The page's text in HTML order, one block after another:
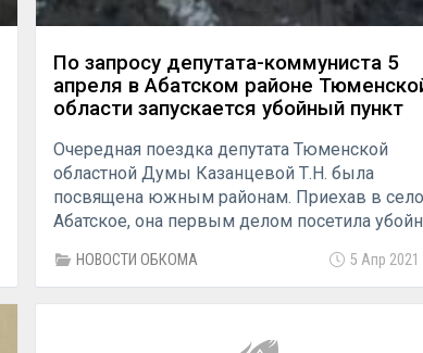
По запросу депутата-коммуниста 5
апреля в Абатском районе
области запускается убойный пункт
Очередная поездка депутата Тюменской
областной Думы Казанцевой Т.Н. была
посвящена южным районам. Приехав в село
Абатское, она первым делом посетила
этого пункта ожидают с нетерпением
Сегодня они вынуждены продавать мясное
больше года с местным фермером
НОВОСТИ ОБКОМА 5 Апр 2021